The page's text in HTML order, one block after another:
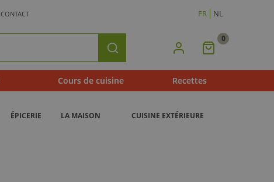
CONTACT FR NL
Rechercher Mon
0
Cours de cuisine Recettes
ÉPICERIE LA MAISON CUISINE EXTÉRIEURE